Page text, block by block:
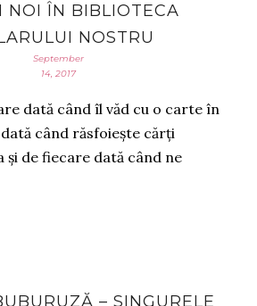
NOI ÎN BIBLIOTECA
NOSTRU
September
14, 2017
dată când îl văd cu o carte în
când răsfoiește cărți
și de fiecare dată când ne
– SINGURELE